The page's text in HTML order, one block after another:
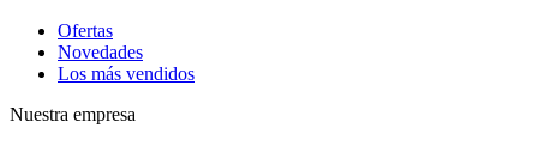
Ofertas
Novedades
Los más vendidos
Nuestra empresa